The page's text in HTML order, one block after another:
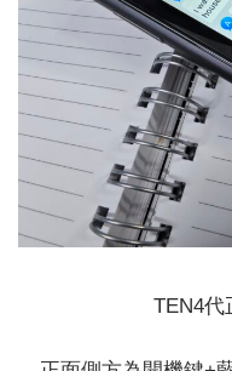
TEN4代